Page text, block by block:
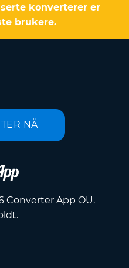
konverterer er
brukere.
NÅ
Converter App OÜ.